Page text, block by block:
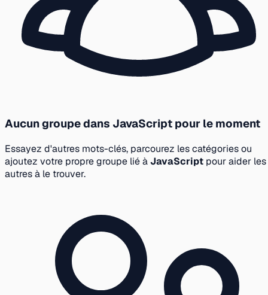
Aucun groupe dans JavaScript pour le moment
Essayez d'autres mots-clés, parcourez les catégories ou
ajoutez votre propre groupe lié àJavaScript pour aider les
autres à le trouver.